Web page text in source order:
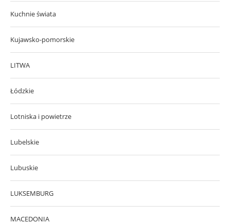
Kuchnie świata
Kujawsko-pomorskie
LITWA
Łódzkie
Lotniska i powietrze
Lubelskie
Lubuskie
LUKSEMBURG
MACEDONIA